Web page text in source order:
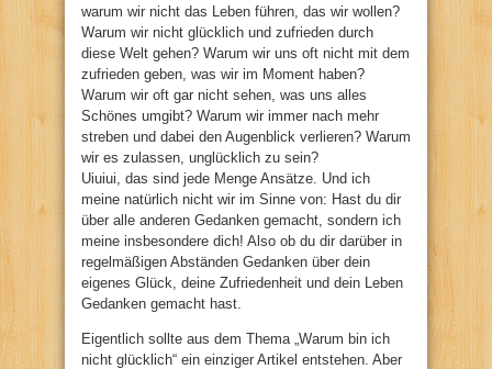
warum wir nicht das Leben führen, das wir wollen?
Warum wir nicht glücklich und zufrieden durch
diese Welt gehen? Warum wir uns oft nicht mit dem
zufrieden geben, was wir im Moment haben?
Warum wir oft gar nicht sehen, was uns alles
Schönes umgibt? Warum wir immer nach mehr
streben und dabei den Augenblick verlieren? Warum
wir es zulassen, unglücklich zu sein?
Uiuiui, das sind jede Menge Ansätze. Und ich
meine natürlich nicht wir im Sinne von: Hast du dir
über alle anderen Gedanken gemacht, sondern ich
meine insbesondere dich! Also ob du dir darüber in
regelmäßigen Abständen Gedanken über dein
eigenes Glück, deine Zufriedenheit und dein Leben
Gedanken gemacht hast.
Eigentlich sollte aus dem Thema „Warum bin ich
nicht glücklich“ ein einziger Artikel entstehen. Aber